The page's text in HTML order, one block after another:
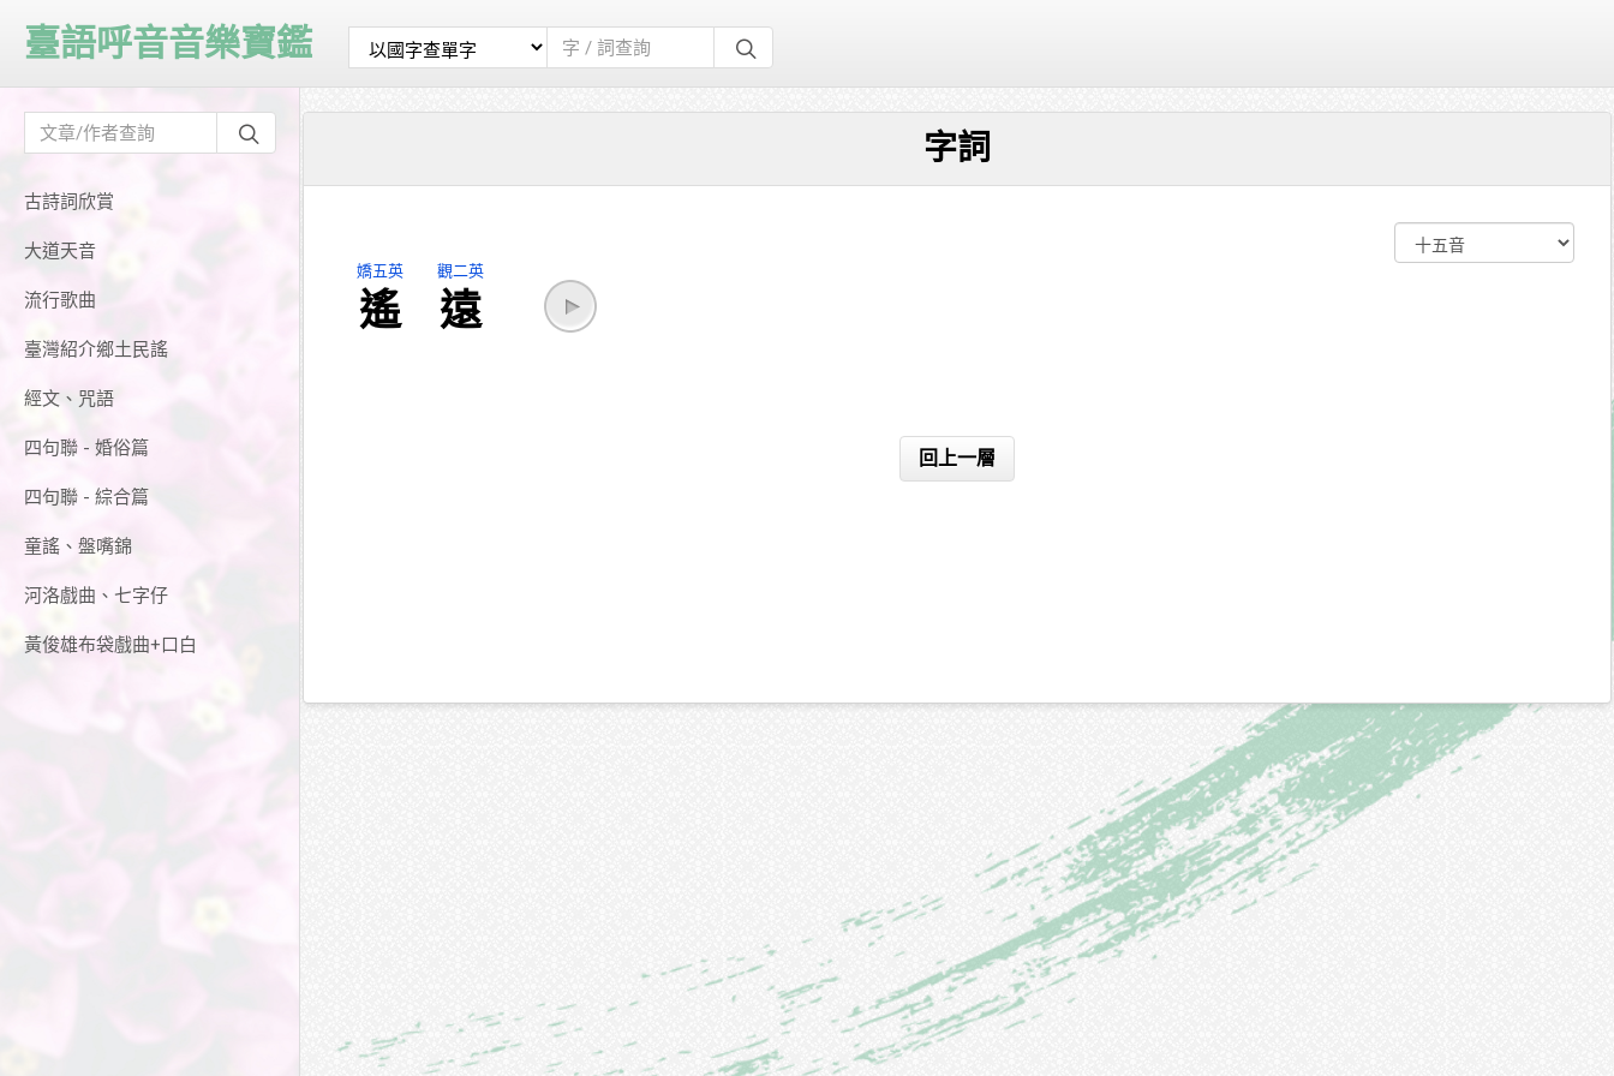
古詩詞欣賞
大道天音
流行歌曲
臺灣紹介鄉土民謠
經文、咒語
四句聯 - 婚俗篇
四句聯 - 綜合篇
童謠、盤嘴錦
河洛戲曲、七字仔
黃俊雄布袋戲曲+口白
臺語呼音音樂寶鑑
字詞
嬌五英
遙
觀二英
遠
回上一層